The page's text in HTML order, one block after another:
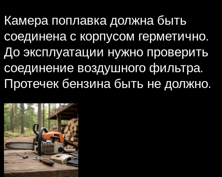
Камера поплавка должна быть
соединена с корпусом герметично.
До эксплуатации нужно проверить
соединение воздушного фильтра.
Протечек бензина быть не должно.